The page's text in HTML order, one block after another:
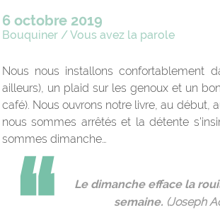
6 octobre 2019
Bouquiner /Vous avez la parole
Nous nous installons confortablement
ailleurs), un plaid sur les genoux et un
café). Nous ouvrons notre livre, au début,
nous sommes arrêtés et la détente
sommes dimanche…
Le dimanche efface la
semaine. (Joseph